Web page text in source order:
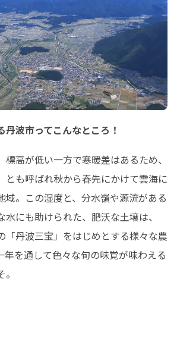
丹波市ってこんなところ！
高が低い一方で寒暖差はあるため、
とも呼ばれ秋から春先にかけて雲海に
域。この湿度と、分水嶺や源流がある
にも助けられた、肥沃な土壌は、
「丹波三宝」をはじめとする様々な農
年を通して色々な旬の味覚が味わえる